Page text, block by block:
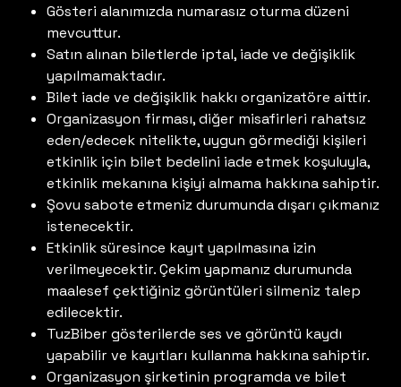
Gösteri alanımızda numarasız oturma düzeni
mevcuttur.
Satın alınan biletlerde iptal, iade ve değişiklik
yapılmamaktadır.
Bilet iade ve değişiklik hakkı organizatöre aittir.
Organizasyon firması, diğer misafirleri rahatsız
eden/edecek nitelikte, uygun görmediği kişileri
etkinlik için bilet bedelini iade etmek koşuluyla,
etkinlik mekanına kişiyi almama hakkına sahiptir.
Şovu sabote etmeniz durumunda dışarı çıkmanız
istenecektir.
Etkinlik süresince kayıt yapılmasına izin
verilmeyecektir. Çekim yapmanız durumunda
maalesef çektiğiniz görüntüleri silmeniz talep
edilecektir.
TuzBiber gösterilerde ses ve görüntü kaydı
yapabilir ve kayıtları kullanma hakkına sahiptir.
Organizasyon şirketinin programda ve bilet